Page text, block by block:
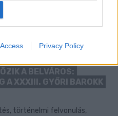
Privacy Policy
A BELVÁROS:
A XXXIII. GYŐRI BAROKK
történelmi felvonulás,